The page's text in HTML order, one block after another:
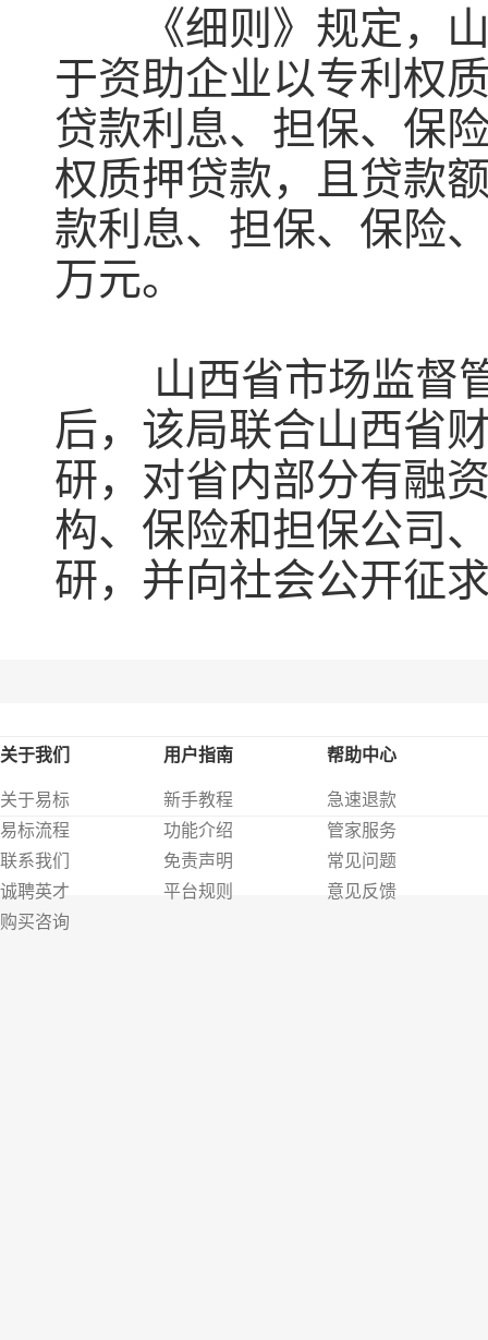
《细则》规定，山
于资助企业以专利权
贷款利息、担保、保
权质押贷款，且贷款
款利息、担保、保险
万元。
山西省市场监督管
后，该局联合山西省
研，对省内部分有融
构、保险和担保公司
研，并向社会公开征
关于我们
关于易标
易标流程
联系我们
诚聘英才
购买咨询
用户指南
新手教程
功能介绍
免责声明
平台规则
帮助中心
急速退款
管家服务
常见问题
意见反馈